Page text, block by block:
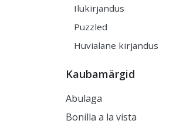
Ilukirjandus
Puzzled
Huvialane kirjandus
Kaubamärgid
Abulaga
Bonilla a la vista